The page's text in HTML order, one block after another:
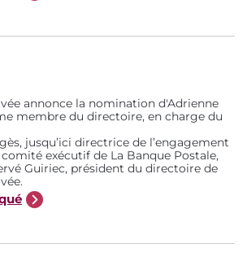
annonce la nomination d'Adrienne
membre du directoire, en charge du
jusqu’ici directrice de l’engagement
exécutif de La Banque Postale,
Guiriec, président du directoire de